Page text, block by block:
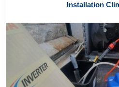
Installation